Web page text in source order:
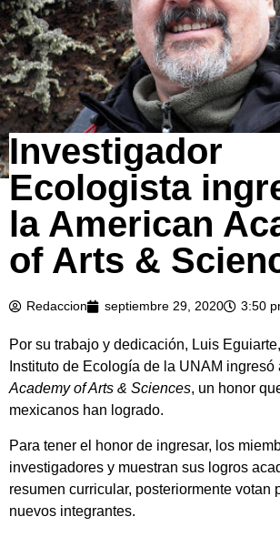
Investigador
Ecologista
la American
of Arts &
Redaccion septiembre 29, 2020 3:50
Por su trabajo y dedicación, Luis
Instituto de Ecología de la UNAM ingresó
Academy of Arts & Sciences, un honor
mexicanos han logrado.
Para tener el honor de ingresar, los
investigadores y muestran sus logros
resumen curricular, posteriormente votan
nuevos integrantes.